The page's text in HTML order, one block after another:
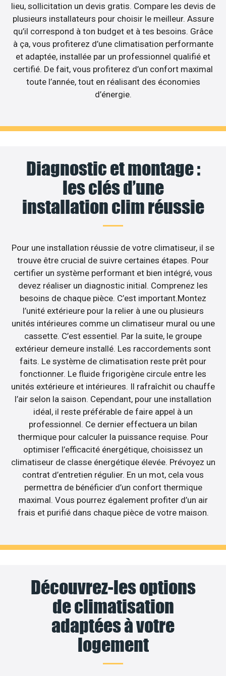
lieu, sollicitation un devis gratis. Compare les devis de
plusieurs installateurs pour choisir le meilleur. Assure
qu’il correspond à ton budget et à tes besoins. Grâce
à ça, vous profiterez d’une climatisation performante
et adaptée, installée par un professionnel qualifié et
certifié. De fait, vous profiterez d’un confort maximal
toute l’année, tout en réalisant des économies
d’énergie.
Diagnostic et montage :
les clés d’une
installation clim réussie
Pour une installation réussie de votre climatiseur, il se
trouve être crucial de suivre certaines étapes. Pour
certifier un système performant et bien intégré, vous
devez réaliser un diagnostic initial. Comprenez les
besoins de chaque pièce. C’est important.Montez
l’unité extérieure pour la relier à une ou plusieurs
unités intérieures comme un climatiseur mural ou une
cassette. C’est essentiel. Par la suite, le groupe
extérieur demeure installé. Les raccordements sont
faits. Le système de climatisation reste prêt pour
fonctionner. Le fluide frigorigène circule entre les
unités extérieure et intérieures. Il rafraîchit ou chauffe
l’air selon la saison. Cependant, pour une installation
idéal, il reste préférable de faire appel à un
professionnel. Ce dernier effectuera un bilan
thermique pour calculer la puissance requise. Pour
optimiser l’efficacité énergétique, choisissez un
climatiseur de classe énergétique élevée. Prévoyez un
contrat d’entretien régulier. En un mot, cela vous
permettra de bénéficier d’un confort thermique
maximal. Vous pourrez également profiter d’un air
frais et purifié dans chaque pièce de votre maison.
Découvrez-les options
de climatisation
adaptées à votre
logement